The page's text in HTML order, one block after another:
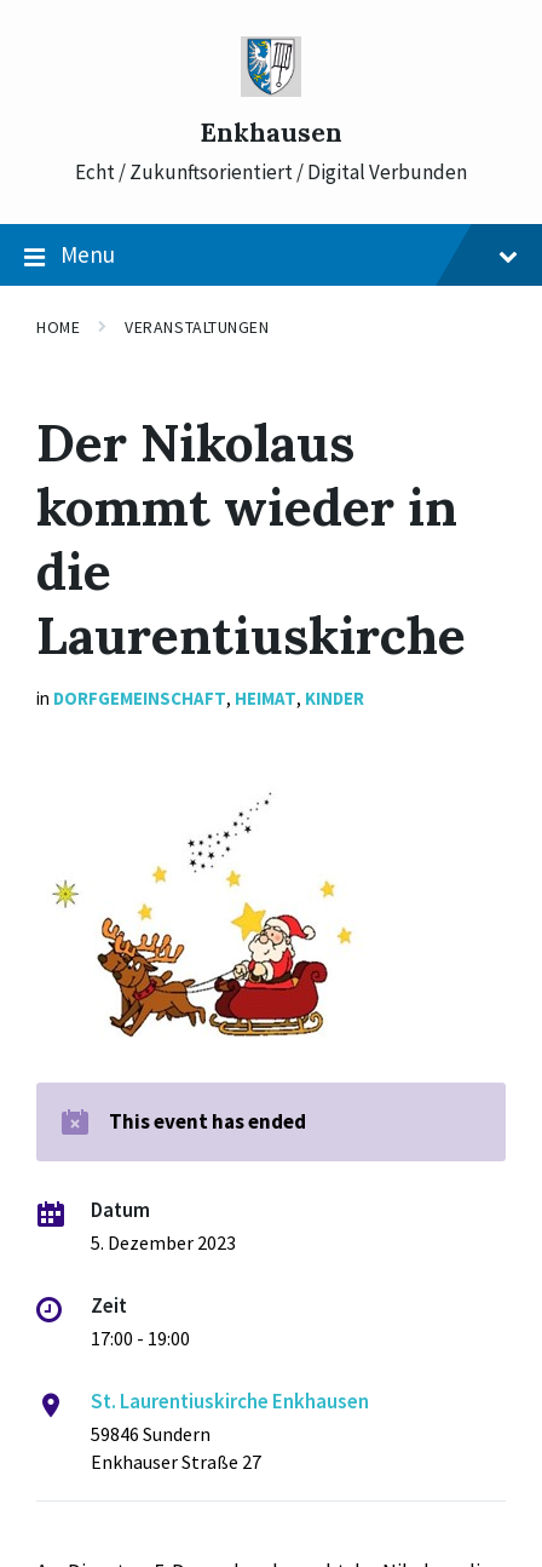
Enkhausen
Echt / Zukunftsorientiert / Digital Verbunden
Menu
HOME VERANSTALTUNGEN
Der Nikolaus
kommt wieder in
die
Laurentiuskirche
in DORFGEMEINSCHAFT, HEIMAT, KINDER
This event has ended
Datum
5. Dezember 2023
Zeit
17:00 - 19:00
St. Laurentiuskirche Enkhausen
59846 Sundern
Enkhauser Straße 27